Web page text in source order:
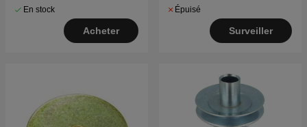
En stock
Acheter
Épuisé
Surveiller